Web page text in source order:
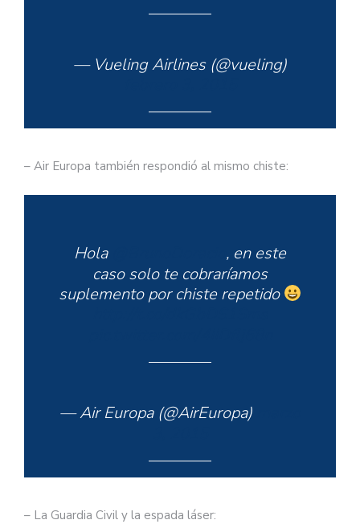
— Vueling Airlines (@vueling)
– Air Europa también respondió al mismo chiste:
Hola
, en este
caso solo te cobraríamos
suplemento por chiste repetido
— Air Europa (@AirEuropa)
– La Guardia Civil y la espada láser: